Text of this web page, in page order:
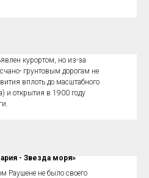
курортом, но из-за
грунтовым дорогам не
вплоть до масштабного
и открытия в 1900 году
- Звезда моря»
Раушене не было своего